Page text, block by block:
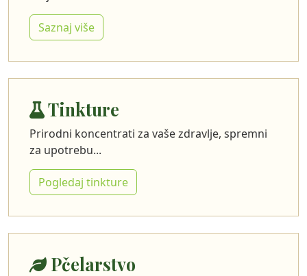
Saznaj više
Tinkture
Prirodni koncentrati za vaše zdravlje, spremni
za upotrebu...
Pogledaj tinkture
Pčelarstvo